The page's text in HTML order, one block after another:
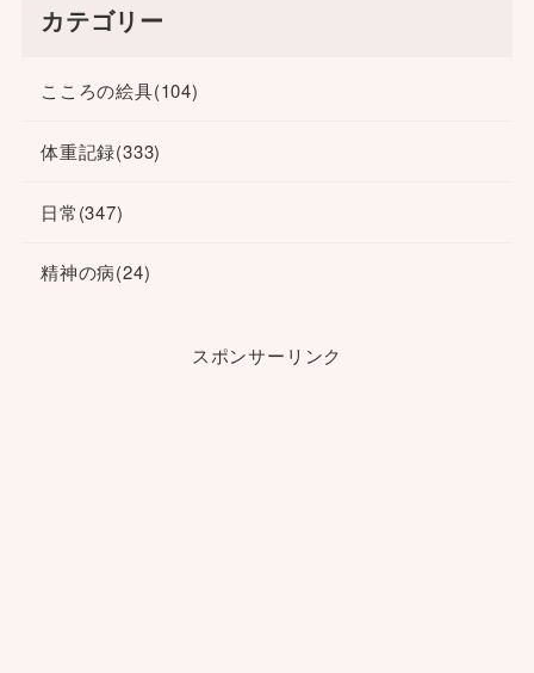
カテゴリー
こころの絵具(104)
体重記録(333)
日常(347)
精神の病(24)
スポンサーリンク